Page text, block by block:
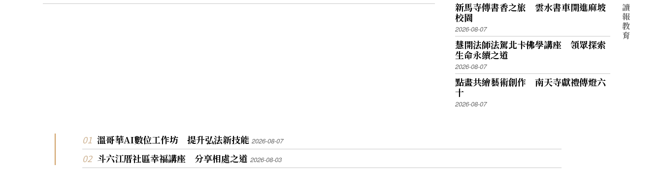
新馬寺傳書香之旅 雲水書車開進麻坡
校園
2026-08-07
慧開法師法駕北卡佛學講座 領眾探索
生命永續之道
2026-08-07
點畫共繪藝術創作 南天寺獻禮傳燈六
十
2026-08-07
溫哥華AI數位工作坊 提升弘法新技能 2026-08-07
斗六江厝社區幸福講座 分享相處之道 2026-08-03
讀
報
教
育